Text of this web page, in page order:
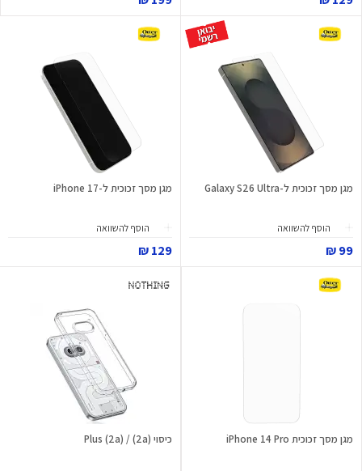
מגן מסך זכוכית ל-Galaxy S26 Ultra
הוסף להשוואה
99 ₪
מגן מסך זכוכית ל-iPhone 17
הוסף להשוואה
129 ₪
מגן מסך זכוכית iPhone 14 Pro כיסוי (2a) / (2a) Plus